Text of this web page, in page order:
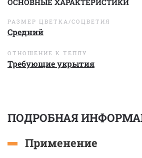
ОСНОВНЫЕ ХАРАКТЕРИСТИКИ
РАЗМЕР ЦВЕТКА/СОЦВЕТИЯ
Средний
ОТНОШЕНИЕ К ТЕПЛУ
Требующие укрытия
ПОДРОБНАЯ
Применение